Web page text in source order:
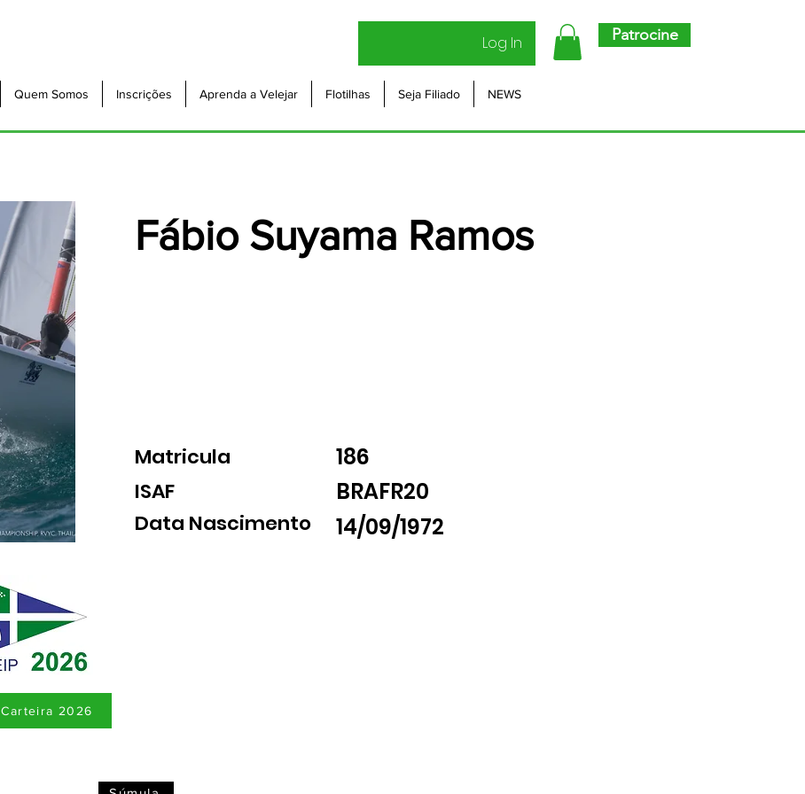
Log In Patrocine
Quem Somos Inscrições Aprenda a Velejar Flotilhas Seja Filiado NEWS
Carteira 2026
Fábio Suyama Ramos
Matricula
ISAF
Data Nascimento
186
BRAFR20
14/09/1972